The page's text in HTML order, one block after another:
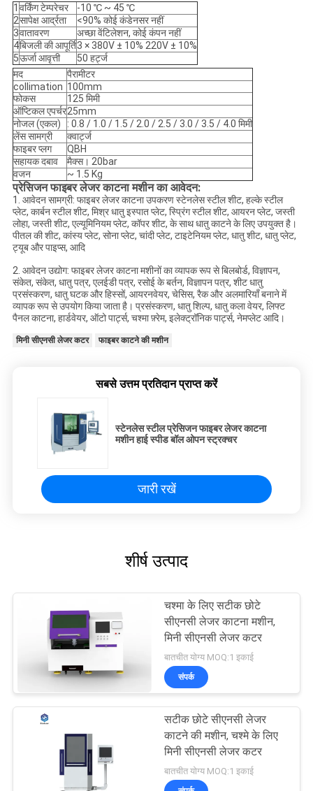
1 वर्किंग टेम्परेचर
-10 ℃ ~ 45 ℃
2सापेक्ष आर्द्रता
<90% कोई कंडेनसर नहीं
3वातावरण
अच्छा वेंटिलेशन, कोई कंपन नहीं
4बिजली की आपूर्ति3 × 380V ± 10% 220V ± 10%
5ऊर्जा आवृत्ती
50 हर्ट्ज
मद
पैरामीटर
collimation 100mm
फोकस
125 मिमी
ऑप्टिकल एपर्चर25mm
नोजल (एकल)
: 0.8 / 1.0 / 1.5 / 2.0 / 2.5 / 3.0 / 3.5 / 4.0 मिमी
लेंस सामग्री
क्वार्ट्ज
फाइबर प्लग
QBH
सहायक दबाव
मैक्स। 20bar
वजन
~ 1.5 Kg
प्रेसिजन फाइबर लेजर काटना मशीन का आवेदन:
1. आवेदन सामग्री: फाइबर लेजर काटना उपकरण स्टेनलेस स्टील शीट, हल्के स्टील
प्लेट, कार्बन स्टील शीट, मिश्र धातु इस्पात प्लेट, स्प्रिंग स्टील शीट, आयरन प्लेट, जस्ती
लोहा, जस्ती शीट, एल्यूमिनियम प्लेट, कॉपर शीट, के साथ धातु काटने के लिए उपयुक्त है।
पीतल की शीट, कांस्य प्लेट, सोना प्लेट, चांदी प्लेट, टाइटेनियम प्लेट, धातु शीट, धातु प्लेट,
ट्यूब और पाइप्स, आदि
2. आवेदन उद्योग: फाइबर लेजर काटना मशीनों का व्यापक रूप से बिलबोर्ड, विज्ञापन,
संकेत, संकेत, धातु पत्र, एलईडी पत्र, रसोई के बर्तन, विज्ञापन पत्र, शीट धातु
प्रसंस्करण, धातु घटक और हिस्सों, आयरनवेयर, चेसिस, रैक और अलमारियाँ बनाने में
व्यापक रूप से उपयोग किया जाता है। प्रसंस्करण, धातु शिल्प, धातु कला वेयर, लिफ्ट
पैनल काटना, हार्डवेयर, ऑटो पार्ट्स, चश्मा फ़्रेम, इलेक्ट्रॉनिक पार्ट्स, नेमप्लेट आदि।
मिनी सीएनसी लेजर कटर फाइबर काटने की मशीन
सबसे उत्तम प्रतिदान प्राप्त करें
स्टेनलेस स्टील प्रेसिजन फाइबर लेजर काटना
मशीन हाई स्पीड बॉल ओपन स्ट्रक्चर
जारी रखें
शीर्ष उत्पाद
चश्मा के लिए सटीक छोटे
सीएनसी लेजर काटना मशीन,
मिनी सीएनसी लेजर कटर
बातचीत योग्य MOQ:1 इकाई
संपर्क
सटीक छोटे सीएनसी लेजर
काटने की मशीन, चश्मे के लिए
मिनी सीएनसी लेजर कटर
बातचीत योग्य MOQ:1 इकाई